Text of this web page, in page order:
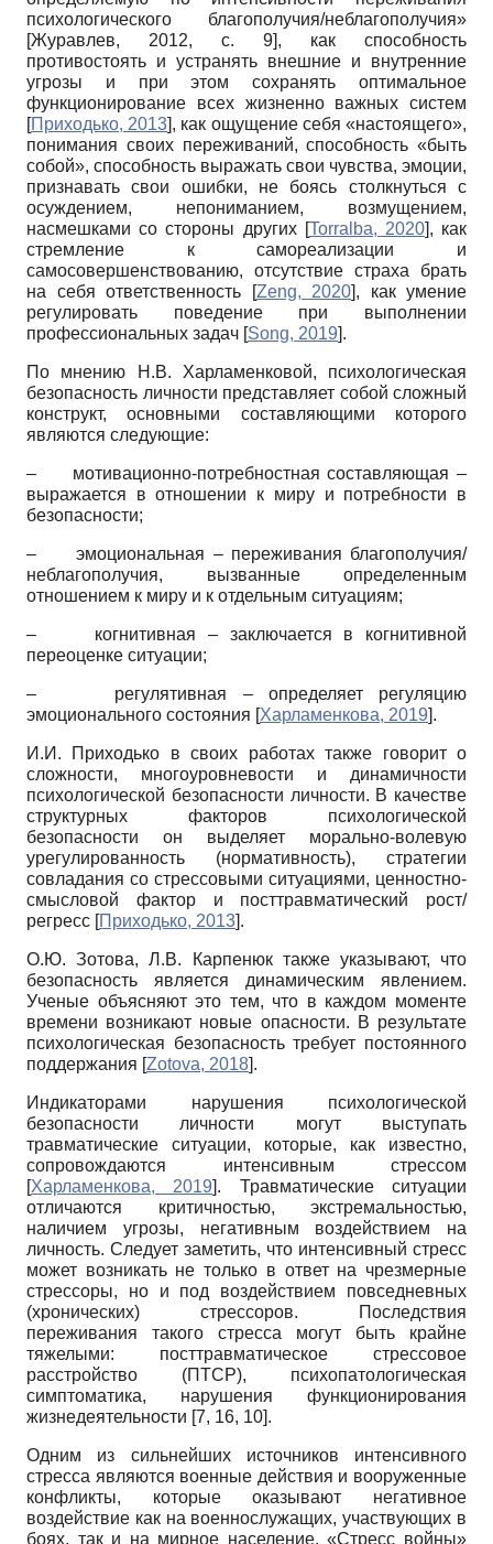
психологического благополучия/неблагополучия»
[Журавлев, 2012, с. 9], как способность
противостоять и устранять внешние и внутренние
угрозы и при этом сохранять оптимальное
функционирование всех жизненно важных систем
[Приходько, 2013], как ощущение себя «настоящего»,
понимания своих переживаний, способность «быть
собой», способность выражать свои чувства, эмоции,
признавать свои ошибки, не боясь столкнуться с
осуждением, непониманием, возмущением,
насмешками со стороны других [Torralba, 2020], как
стремление к самореализации и
самосовершенствованию, отсутствие страха брать
на себя ответственность
[Zeng, 2020], как умение
регулировать поведение при выполнении
профессиональных задач [Song, 2019].
По мнению Н.В. Харламенковой, психологическая
безопасность личности представляет собой сложный
конструкт, основными составляющими которого
являются следующие:
– мотивационно-потребностная составляющая –
выражается в отношении к миру и потребности в
безопасности;
– эмоциональная – переживания благополучия/
неблагополучия, вызванные определенным
отношением к миру и к отдельным ситуациям;
– когнитивная – заключается в когнитивной
переоценке ситуации;
– регулятивная – определяет регуляцию
эмоционального состояния [Харламенкова, 2019].
И.И. Приходько в своих работах также говорит о
сложности, многоуровневости и динамичности
психологической безопасности личности. В качестве
структурных факторов психологической
безопасности он выделяет морально-волевую
урегулированность (нормативность), стратегии
совладания со стрессовыми ситуациями, ценностно-
смысловой фактор и посттравматический рост/
регресс [Приходько, 2013].
О.Ю. Зотова, Л.В. Карпенюк также указывают, что
безопасность является динамическим явлением.
Ученые объясняют это тем, что в каждом моменте
времени возникают новые опасности. В результате
психологическая безопасность требует постоянного
поддержания [Zotova, 2018].
Индикаторами нарушения психологической
безопасности личности могут выступать
травматические ситуации, которые, как известно,
сопровождаются интенсивным стрессом
[Харламенкова, 2019]. Травматические ситуации
отличаются критичностью, экстремальностью,
наличием угрозы, негативным воздействием на
личность. Следует заметить, что интенсивный стресс
может возникать не только в ответ на чрезмерные
стрессоры, но и под воздействием повседневных
(хронических) стрессоров. Последствия
переживания такого стресса могут быть крайне
тяжелыми: посттравматическое стрессовое
расстройство (ПТСР), психопатологическая
симптоматика, нарушения функционирования
жизнедеятельности [7, 16, 10].
Одним из сильнейших источников интенсивного
стресса являются военные действия и вооруженные
конфликты, которые оказывают негативное
воздействие как на военнослужащих, участвующих в
боях, так и на мирное население. «Стресс войны»